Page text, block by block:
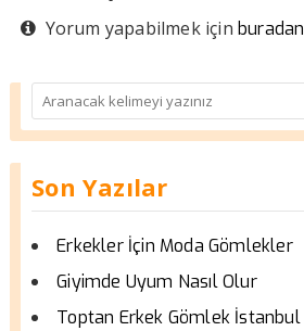
Yorum yapabilmek için buradan
Son Yazılar
Erkekler İçin Moda Gömlekler
Giyimde Uyum Nasıl Olur
Toptan Erkek Gömlek İstanbul